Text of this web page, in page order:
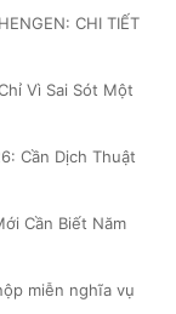
CHI TIẾT
Vì Sai Sót Một
Cần Dịch Thuật
Cần Biết Năm
miễn nghĩa vụ